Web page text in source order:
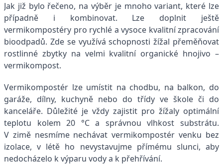
Jak již bylo řečeno, na výběr je mnoho variant, které lze
případně i kombinovat. Lze doplnit ještě
vermikompostéry pro rychlé a vysoce kvalitní zpracování
bioodpadů. Zde se využívá schopnosti žížal přeměňovat
rostlinné zbytky na velmi kvalitní organické hnojivo –
vermikompost.
Vermikompostér lze umístit na chodbu, na balkon, do
garáže, dílny, kuchyně nebo do třídy ve škole či do
kanceláře. Důležité je vždy zajistit pro žížaly optimální
teplotu kolem 20 °C a správnou vlhkost substrátu.
V zimě nesmíme nechávat vermikompostér venku bez
izolace, v létě ho nevystavujme přímému slunci, aby
nedocházelo k výparu vody a k přehřívání.